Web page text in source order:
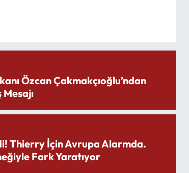
Özcan Çakmakçıoğlu’ndan
Thierry İçin Avrupa Alarmda.
Fark Yaratıyor